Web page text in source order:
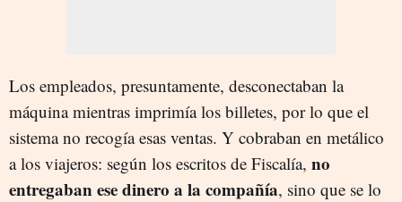
Los empleados, presuntamente, desconectaban la
máquina mientras imprimía los billetes, por lo que el
sistema no recogía esas ventas. Y cobraban en metálico
a los viajeros: según los escritos de Fiscalía, no
entregaban ese dinero a la compañía, sino que se lo